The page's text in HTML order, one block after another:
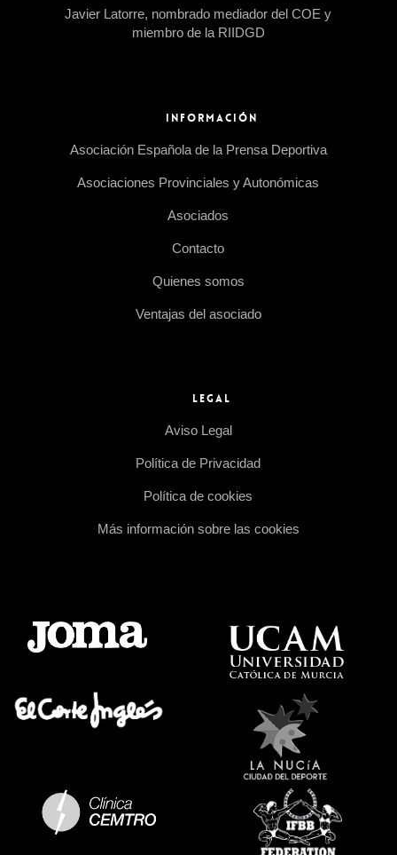
Javier Latorre, nombrado mediador del COE y
miembro de la RIIDGD
INFORMACIÓN
Asociación Española de la Prensa Deportiva
Asociaciones Provinciales y Autonómicas
Asociados
Contacto
Quienes somos
Ventajas del asociado
LEGAL
Aviso Legal
Política de Privacidad
Política de cookies
Más información sobre las cookies